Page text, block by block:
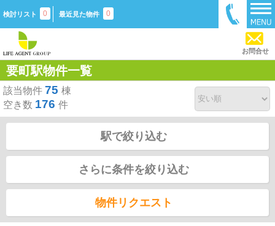
検討リスト 0 最近見た物件 0
お問合せ
要町駅物件一覧
該当物件 75 棟
空き数 176 件
駅で絞り込む
さらに条件を絞り込む
物件リクエスト